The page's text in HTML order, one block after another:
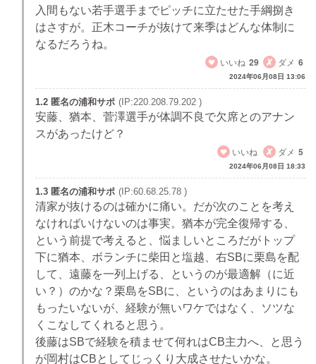
入間もない若手選手までピッチに立たせた手綱捌き
はさすが。正木コーチが抜けて来季はどんな体制に
なるだろうね。
いいね 29 ダメ 6
2024年06月08日 13:06
1.2 匿名の浦和サポ (IP:220.208.79.202 )
安藤、猶本、菅澤選手が体調不良で欠席とのアナン
スがあったけど？
いいね
ダメ 5
2024年06月08日 18:33
1.3 匿名の浦和サポ (IP:60.68.25.78 )
清家が抜けるのは確かに痛い。だが次のことを考え
なければいけないのは事実。猶本が完全復帰する、
という前提で考えると、悩ましいところだがトップ
下に猶本、ボランチに柴田と塩越、右SBに栗島を配
して、遠藤を一列上げる、というのが最適解（に近
い？）のかな？栗島をSBに、というのはあまりにも
もったいないが、経験が無いワケではなく、ソツな
くこなしてくれると思う。
後藤はSBで経験を積ませて何れはCB主力へ、と思う
が岡村はCBとしてじっくり大成させたいかな。